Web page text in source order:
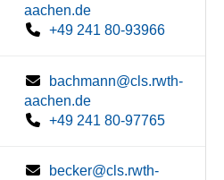
aachen.de
+49 241 80-93966
bachmann@cls.rwth-
aachen.de
+49 241 80-97765
becker@cls.rwth-